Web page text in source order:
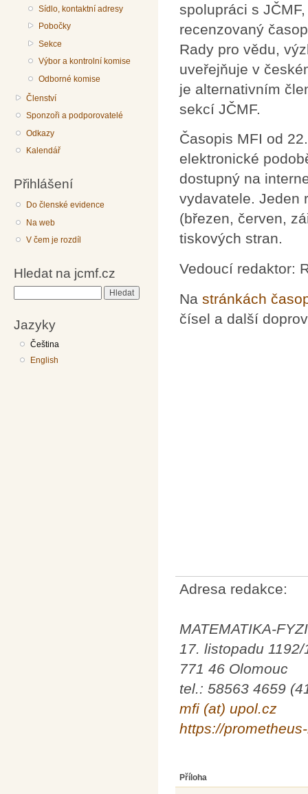
Sídlo, kontaktní adresy
Pobočky
Sekce
Výbor a kontrolní komise
Odborné komise
Členství
Sponzoři a podporovatelé
Odkazy
Kalendář
Přihlášení
Do členské evidence
Na web
V čem je rozdíl
Hledat na jcmf.cz
Jazyky
Čeština
English
spolupráci s
recenzovaný
Rady pro vědu,
uveřejňuje v
je alternativním
sekcí JČMF.
Časopis MFI od
elektronické
dostupný na
vydavatele. Jeden
(březen, červen,
tiskových stran.
Vedoucí redaktor:
Nastránkách
čísel a další
Adresa redakce:
MATEMATIKA-
17. listopadu 1192/
771 46 Olomouc
tel.: 58563 4659
mfi (at) upol.cz
https://
Příloha